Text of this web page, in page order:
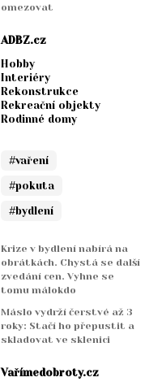
omezovat
ADBZ.cz
Hobby
Interiéry
Rekonstrukce
Rekreační objekty
Rodinné domy
#vaření
#pokuta
#bydlení
Krize v bydlení nabírá na
obrátkách. Chystá se další
zvedání cen. Vyhne se
tomu málokdo
Máslo vydrží čerstvé až 3
roky: Stačí ho přepustit a
skladovat ve sklenici
Vařímedobroty.cz